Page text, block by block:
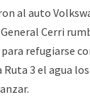
al auto
Cerri
refugiarse
Ruta 3 el agua